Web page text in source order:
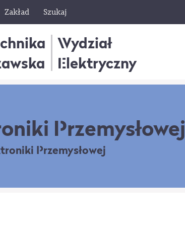
Zakład Szukaj
Wydział
Elektryczny
Przemysłowej
Przemysłowej